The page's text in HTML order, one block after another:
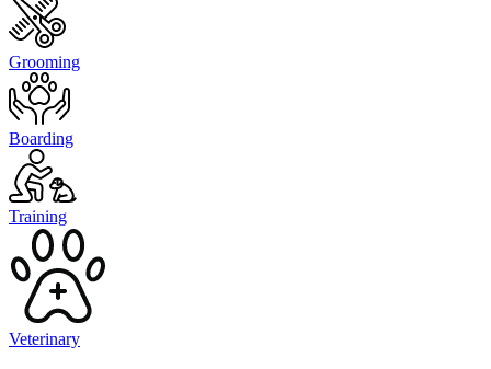
Grooming
Boarding
Training
Veterinary